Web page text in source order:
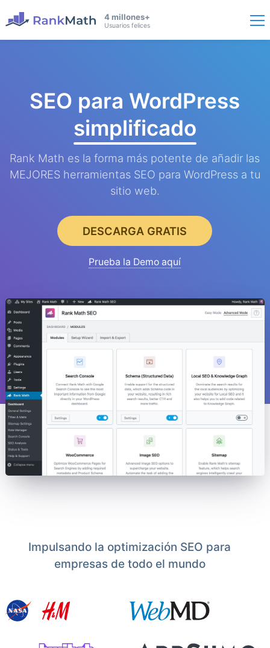
4 millones+
Usuarios felices
SEO para WordPress
simplificado
Rank Math es la forma más potente de añadir las
MEJORES herramientas SEO para WordPress a tu
sitio web.
DESCARGA GRATIS
Prueba la Demo aquí
Impulsando la optimización SEO para
empresas de todo el mundo